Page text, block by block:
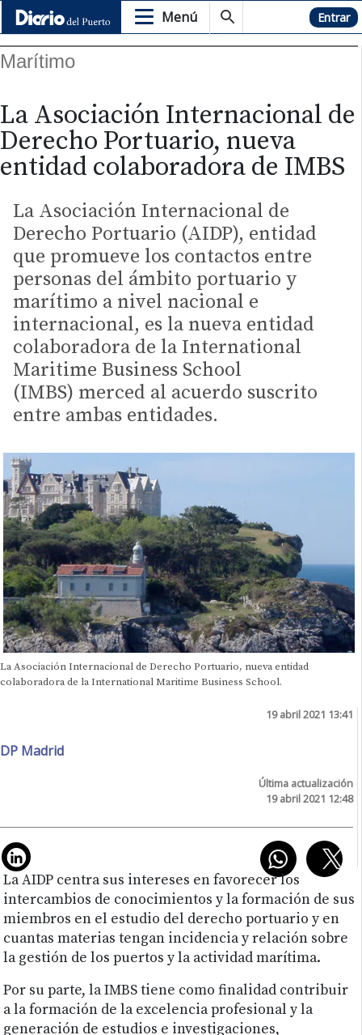
Menú Hemeroteca Entrar
Marítimo
La Asociación Internacional de
Derecho Portuario, nueva
entidad colaboradora de IMBS
La Asociación Internacional de
Derecho Portuario (AIDP), entidad
que promueve los contactos entre
personas del ámbito portuario y
marítimo a nivel nacional e
internacional, es la nueva entidad
colaboradora de la International
Maritime Business School
(IMBS) merced al acuerdo suscrito
entre ambas entidades.
La Asociación Internacional de Derecho Portuario, nueva entidad
colaboradora de la International Maritime Business School.
19 abril 2021 13:41
DP Madrid
Última actualización
19 abril 2021 12:48
La AIDP centra sus intereses en favorecer los
intercambios de conocimientos y la formación de sus
miembros en el estudio del derecho portuario y en
cuantas materias tengan incidencia y relación sobre
la gestión de los puertos y la actividad marítima.
Por su parte, la IMBS tiene como finalidad contribuir
a la formación de la excelencia profesional y la
generación de estudios e investigaciones,